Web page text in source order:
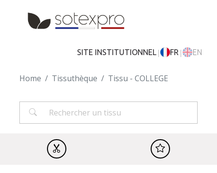
Skip to main content
SITE INSTITUTIONNEL| FR | EN
Home Tissuthèque Tissu - COLLEGE